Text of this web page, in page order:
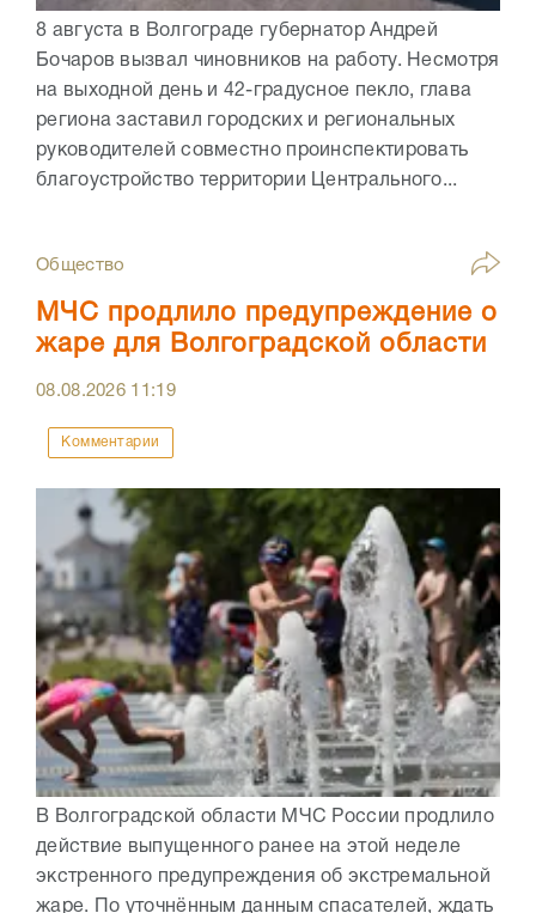
8 августа в Волгограде губернатор Андрей
Бочаров вызвал чиновников на работу. Несмотря
на выходной день и 42-градусное пекло, глава
региона заставил городских и региональных
руководителей совместно проинспектировать
благоустройство территории Центрального...
Общество
МЧС продлило предупреждение о
жаре для Волгоградской области
08.08.2026 11:19
Комментарии
В Волгоградской области МЧС России продлило
действие выпущенного ранее на этой неделе
экстренного предупреждения об экстремальной
жаре. По уточнённым данным спасателей, ждать